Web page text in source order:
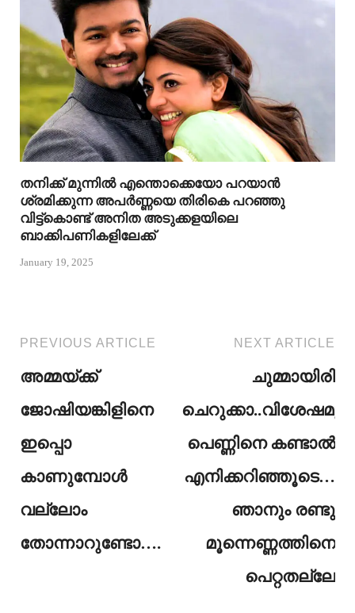
തനിക്ക് മുന്നിൽ എന്തൊക്കെയോ പറയാൻ
ശ്രമിക്കുന്ന അപർണ്ണയെ തിരികെ പറഞ്ഞു
വിട്ട്കൊണ്ട് അനിത അടുക്കളയിലെ
ബാക്കിപണികളിലേക്ക്
January 19, 2025
PREVIOUS ARTICLE
അമ്മയ്ക്ക്
ജോഷിയങ്കിളിനെ
ഇപ്പൊ
കാണുമ്പോൾ
വല്ലോം
തോന്നാറുണ്ടോ….
NEXT ARTICLE
ചുമ്മായിരി
പെണ്ണിനെ കണ്ടാൽ
എനിക്കറിഞ്ഞൂടെ…
ഞാനും രണ്ടു
മൂന്നെണ്ണത്തിനെ
പെറ്റതല്ലേ